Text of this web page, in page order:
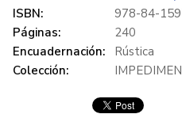
ISBN:
978-84-
Páginas:
240
Encuadernación:
Rústica
Colección: